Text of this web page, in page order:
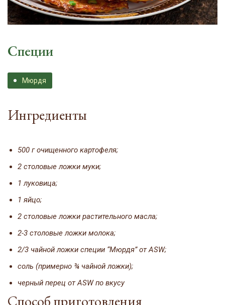
Специи
Мюрдя
Ингредиенты
500 г очищенного картофеля;
2 столовые ложки муки;
1 луковица;
1 яйцо;
2 столовые ложки растительного масла;
2-3 столовые ложки молока;
2/3 чайной ложки специи “Мюрдя” от ASW;
соль (примерно ¾ чайной ложки);
черный перец от ASW по вкусу
Способ приготовления